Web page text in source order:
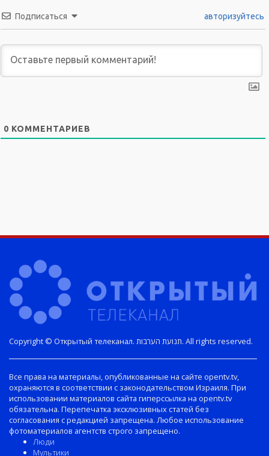
Подписаться авторизуйтесь
0 КОММЕНТАРИЕВ
Copyright © Открытый телеканал. תנועת הערבות. All rights reserved.
Все права на материалы, опубликованные на сайте opentv.tv,
охраняются в соответствии с законодательством Израиля. При
использовании материалов сайта гиперссылка на opentv.tv
обязательна. Перепечатка эксклюзивных статей без
согласования с редакцией запрещена. Любое использование
фотоматериалов агентств строго запрещено.
Люди
Мультики